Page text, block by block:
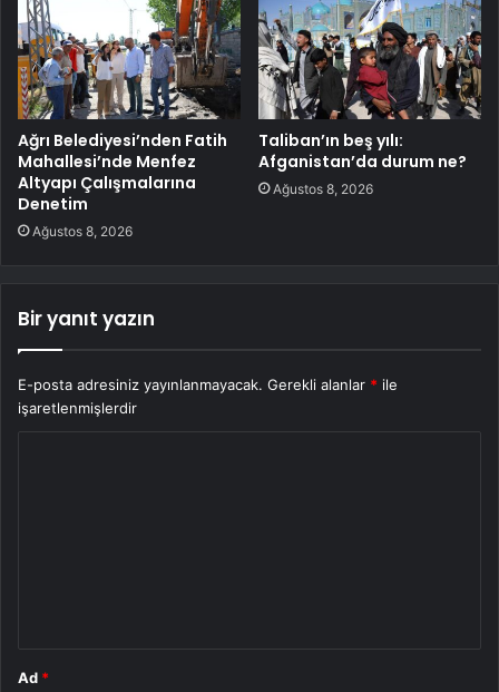
Ağrı Belediyesi’nden Fatih
Mahallesi’nde Menfez
Altyapı Çalışmalarına
Denetim
Ağustos 8, 2026
Taliban’ın beş yılı:
Afganistan’da durum ne?
Ağustos 8, 2026
Bir yanıt yazın
E-posta adresiniz yayınlanmayacak. Gerekli alanlar * ile
işaretlenmişlerdir
Ad *